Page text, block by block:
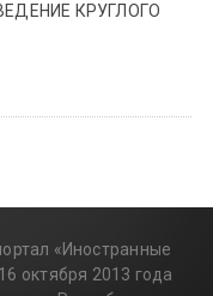
КРУГЛОГО
«Иностранные
октября 2013 года